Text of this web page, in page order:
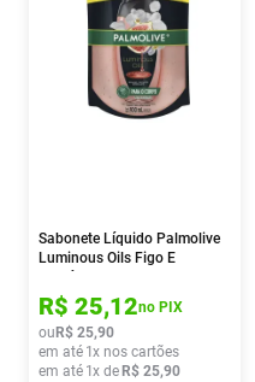
Sabonete Líquido Palmolive
Luminous Oils Figo E
R$ 25,12no PIX
ou R$ 25,90
em até 1x nos cartões
em até 1x de R$ 25,90